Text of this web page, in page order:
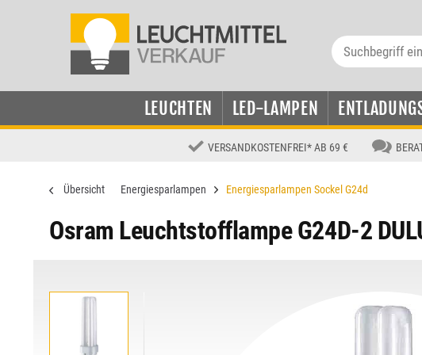
LEUCHTEN LED-LAMPEN
VERSANDKOSTENFREI* AB 69 €
Übersicht Energiesparlampen Energiesparlampen Sockel G24d
Osram Leuchtstofflampe G24D-2